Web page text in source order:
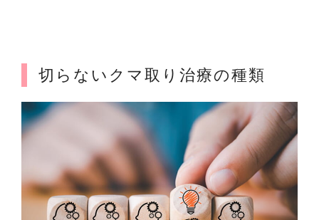
切らないクマ取り治療の種類